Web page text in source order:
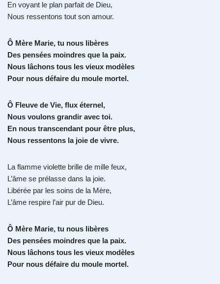
En voyant le plan parfait de Dieu,
Nous ressentons tout son amour.
Ô Mère Marie, tu nous libères
Des pensées moindres que la paix.
Nous lâchons tous les vieux modèles
Pour nous défaire du moule mortel.
Ô Fleuve de Vie, flux éternel,
Nous voulons grandir avec toi.
En nous transcendant pour être plus,
Nous ressentons la joie de vivre.
La flamme violette brille de mille feux,
L’âme se prélasse dans la joie.
Libérée par les soins de la Mère,
L’âme respire l’air pur de Dieu.
Ô Mère Marie, tu nous libères
Des pensées moindres que la paix.
Nous lâchons tous les vieux modèles
Pour nous défaire du moule mortel.